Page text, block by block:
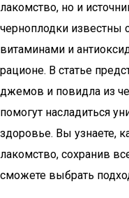
лакомство, но и
черноплодки
витаминами и
рационе. В статье
джемов и повидла из
помогут насладиться
здоровье. Вы узнаете,
лакомство, сохранив
сможете выбрать